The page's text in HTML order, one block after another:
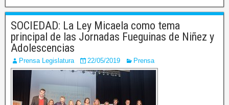
SOCIEDAD: La Ley Micaela como tema
principal de las Jornadas Fueguinas de Niñez y
Adolescencias
Prensa Legislatura 22/05/2019 Prensa